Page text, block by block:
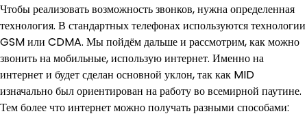
Чтобы реализовать возможность звонков, нужна определенная
технология. В стандартных телефонах используются технологии
GSM или CDMA. Мы пойдём дальше и рассмотрим, как можно
звонить на мобильные, использую интернет. Именно на
интернет и будет сделан основной уклон, так как MID
изначально был ориентирован на работу во всемирной паутине.
Тем более что интернет можно получать разными способами: